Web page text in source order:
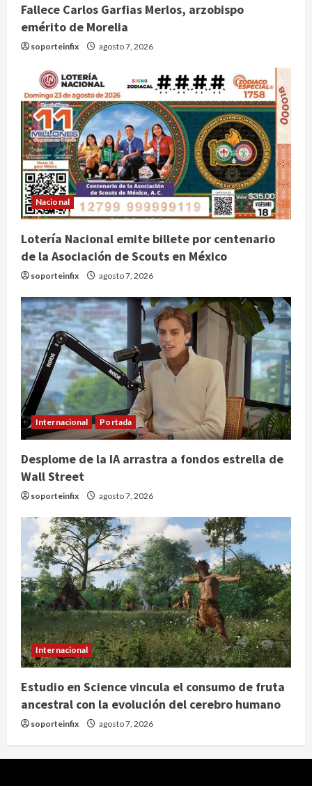
Fallece Carlos Garfias Merlos, arzobispo
emérito de Morelia
soporteinfix agosto 7, 2026
Nacional
Lotería Nacional emite billete por centenario
de la Asociación de Scouts en México
soporteinfix agosto 7, 2026
Internacional Portada
Desplome de la IA arrastra a fondos estrella de
Wall Street
soporteinfix agosto 7, 2026
Internacional
Estudio en Science vincula el consumo de fruta
ancestral con la evolución del cerebro humano
soporteinfix agosto 7, 2026